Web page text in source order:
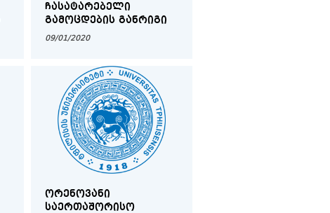
ᲩᲐᲡᲐᲢᲐᲠᲔᲑᲔᲚᲘ
ᲒᲐᲛᲝᲪᲓᲔᲑᲘᲡ ᲒᲐᲜᲠᲘᲒᲘ
09/01/2020
ᲝᲠᲔᲜᲝᲕᲐᲜᲘ
ᲡᲐᲔᲠᲗᲐᲨᲝᲠᲘᲡᲝ